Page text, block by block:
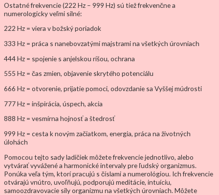
Ostatné frekvencie (222 Hz – 999 Hz) sú tiež frekvenčne a
numerologicky veľmi silné:
222 Hz = viera v božský poriadok
333 Hz = práca s nanebovzatými majstrami na všetkých úrovniach
444 Hz = spojenie s anjelskou ríšou, ochrana
555 Hz = čas zmien, objavenie skrytého potenciálu
666 Hz = otvorenie, prijatie pomoci, odovzdanie sa Vyššej múdrosti
777 Hz = inšpirácia, úspech, akcia
888 Hz = vesmírna hojnosť a štedrosť
999 Hz = cesta k novým začiatkom, energia, práca na životných
úlohách
Pomocou tejto sady ladičiek môžete frekvencie jednotlivo, alebo
vytvárať vyvážené a harmonické intervaly pre ľudský organizmus.
Ponúka veľa tým, ktorí pracujú s číslami a numerológiou. Ich frekvencie
otvárajú vnútro, uvoľňujú, podporujú meditácie, intuíciu,
samoozdravovacie sily organizmu na všetkých úrovniach. Môžete